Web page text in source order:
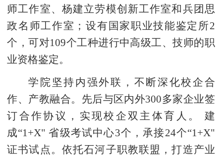
师工作室、杨建立劳模创新工作室和兵团思
政名师工作室；设有国家职业技能鉴定所2
个，可对109个工种进行中高级工、技师的职
业资格鉴定。
学院坚持内强外联，不断深化校企合
作、产教融合。先后与区内外300多家企业签
订合作协议，实现校企双主体育人。 建
成“1+X" 省级考试中心3个，承接24个“1+X"
证书试点。依托石河子职教联盟，打造产业